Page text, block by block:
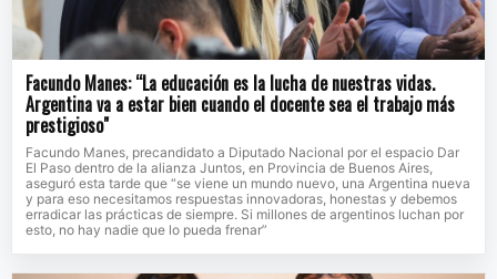
Facundo Manes: “La educación es la lucha de nuestras vidas.
Argentina va a estar bien cuando el docente sea el trabajo más
prestigioso"
Facundo Manes, precandidato a Diputado Nacional por el espacio Dar
El Paso dentro de la alianza Juntos, en Provincia de Buenos Aires,
aseguró esta tarde que “se viene un mundo nuevo, una Argentina nueva
y para eso necesitamos respuestas innovadoras, honestas y debemos
erradicar las prácticas de siempre. Si millones de argentinos luchan por
esto, no hay nadie que lo pueda frenar”